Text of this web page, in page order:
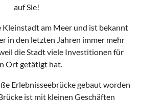
auf Sie!
Kleinstadt am Meer und ist bekannt
in den letzten Jahren immer mehr
die Stadt viele Investitionen für
Ort getätigt hat.
Erlebnisseebrücke gebaut worden
ist mit kleinen Geschäften